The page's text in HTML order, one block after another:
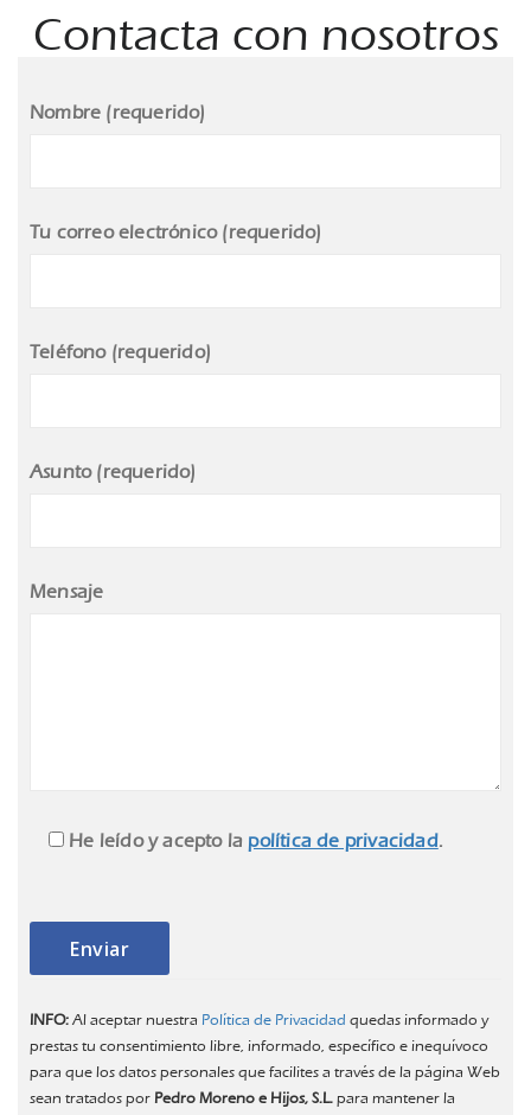
Contacta con nosotros
Nombre (requerido)
Tu correo electrónico (requerido)
Teléfono (requerido)
Asunto (requerido)
Mensaje
He leído y acepto la política de privacidad.
INFO: Al aceptar nuestra Política de Privacidad quedas informado y
prestas tu consentimiento libre, informado, específico e inequívoco
para que los datos personales que facilites a través de la página Web
sean tratados por Pedro Moreno e Hijos, S.L. para mantener la